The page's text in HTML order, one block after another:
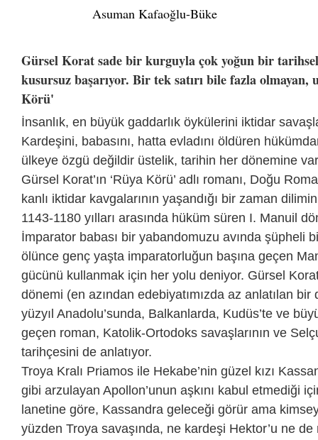
Asuman Kafaoğlu-Büke
Gürsel Korat sade bir kurguyla çok yoğun bir
kusursuz başarıyor. Bir tek satırı bile fazla
Körü'
İnsanlık, en büyük gaddarlık öykülerini iktidar
Kardeşini, babasını, hatta evladını öldüren
ülkeye özgü değildir üstelik, tarihin her dönemine
Gürsel Korat’ın ‘Rüya Körü’ adlı romanı, Doğu
kanlı iktidar kavgalarının yaşandığı bir zaman
1143-1180 yılları arasında hüküm süren I. Manuil
İmparator babası bir yabandomuzu avında şüpheli
ölünce genç yaşta imparatorluğun başına geçen
gücünü kullanmak için her yolu deniyor. Gürsel
dönemi (en azından edebiyatımızda az anlatılan bir
yüzyıl Anadolu’sunda, Balkanlarda, Kudüs’te ve
geçen roman, Katolik-Ortodoks savaşlarının ve
tarihçesini de anlatıyor.
Troya Kralı Priamos ile Hekabe’nin güzel kızı
gibi arzulayan Apollon’unun aşkını kabul etmediği
lanetine göre, Kassandra geleceği görür ama
yüzden Troya savaşında, ne kardeşi Hektor’u ne de